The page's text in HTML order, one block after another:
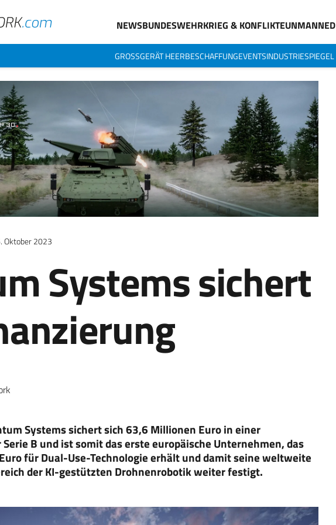
NEWSBUNDESWEHRKRIEG & KONFLIKTEUNMANNED
GROSSGERÄT HEERBESCHAFFUNGEVENTSINDUSTRIESPIEGEL
Oktober 2023
Systems sichert
Systems sichert sich 63,6 Millionen Euro in einer
B und ist somit das erste europäische Unternehmen, das
für Dual-Use-Technologie erhält und damit seine weltweite
der KI-gestützten Drohnenrobotik weiter festigt.